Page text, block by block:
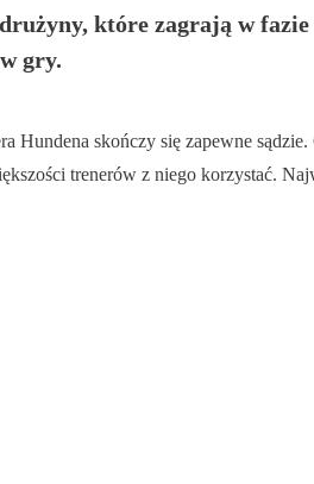
które zagrają w
gry.
skończy się zapewne sądzie.
trenerów z niego korzystać.